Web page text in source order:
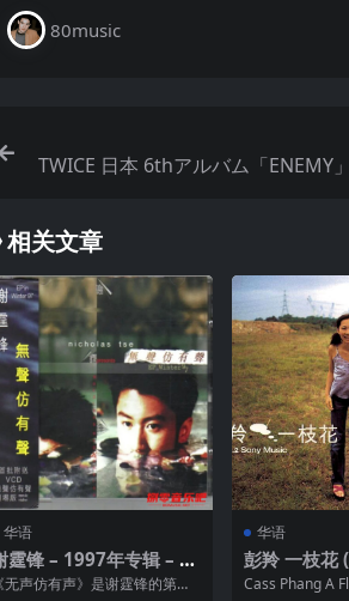
80music
TWICE 日本 6thアルバム「ENEMY」
相关文章
华语
霆锋 – 1997年专辑 – 无
声仿有声 EP in Winter 9
《无声仿有声》是谢霆锋的第二
华语
彭羚 一枝花
Cass Phang A